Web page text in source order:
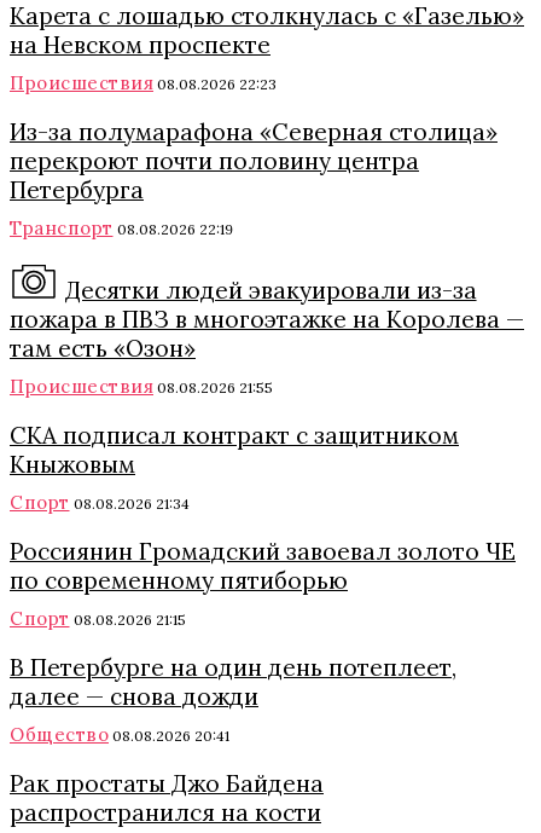
Карета с лошадью столкнулась с «Газелью»
на Невском проспекте
Происшествия 08.08.2026 22:23
Из-за полумарафона «Северная столица»
перекроют почти половину центра
Петербурга
Транспорт 08.08.2026 22:19
Десятки людей эвакуировали из-за
пожара в ПВЗ в многоэтажке на Королева —
там есть «Озон»
Происшествия 08.08.2026 21:55
СКА подписал контракт с защитником
Кныжовым
Спорт 08.08.2026 21:34
Россиянин Громадский завоевал золото ЧЕ
по современному пятиборью
Спорт 08.08.2026 21:15
В Петербурге на один день потеплеет,
далее — снова дожди
Общество 08.08.2026 20:41
Рак простаты Джо Байдена
распространился на кости